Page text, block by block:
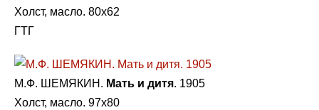
Холст, масло. 80х62
ГТГ
М.Ф. ШЕМЯКИН. Мать и дитя. 1905
Холст, масло. 97х80